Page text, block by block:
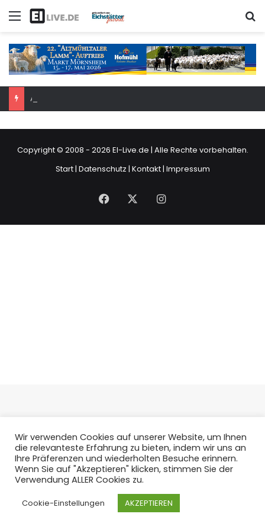
Menü
Copyright © 2008 - 2026 EI-Live.de | Alle Rechte vorbehalten.
Start| Datenschutz | Kontakt| Impressum
Facebook Instagram
Wir verwenden Cookies auf unserer Website, um Ihnen
die relevanteste Erfahrung zu bieten, indem wir uns an
Ihre Präferenzen und wiederholten Besuche erinnern.
Wenn Sie auf "Akzeptieren" klicken, stimmen Sie der
Verwendung ALLER Cookies zu.
Cookie-Einstellungen AKZEPTIEREN